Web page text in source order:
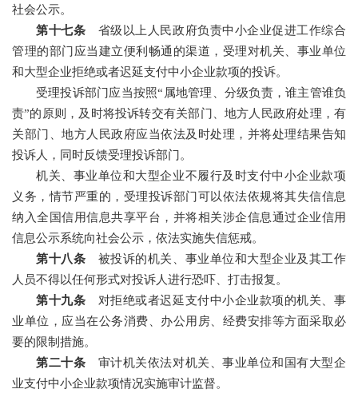
社会公示。
第十七条 省级以上人民政府负责中小企业促进工作综合
管理的部门应当建立便利畅通的渠道，受理对机关、事业单位
和大型企业拒绝或者迟延支付中小企业款项的投诉。
受理投诉部门应当按照“属地管理、分级负责，谁主管谁负
责”的原则，及时将投诉转交有关部门、地方人民政府处理，有
关部门、地方人民政府应当依法及时处理，并将处理结果告知
投诉人，同时反馈受理投诉部门。
机关、事业单位和大型企业不履行及时支付中小企业款项
义务，情节严重的，受理投诉部门可以依法依规将其失信信息
纳入全国信用信息共享平台，并将相关涉企信息通过企业信用
信息公示系统向社会公示，依法实施失信惩戒。
第十八条 被投诉的机关、事业单位和大型企业及其工作
人员不得以任何形式对投诉人进行恐吓、打击报复。
第十九条 对拒绝或者迟延支付中小企业款项的机关、事
业单位，应当在公务消费、办公用房、经费安排等方面采取必
要的限制措施。
第二十条 审计机关依法对机关、事业单位和国有大型企
业支付中小企业款项情况实施审计监督。